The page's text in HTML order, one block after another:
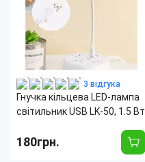
3 відгука
Гнучка кільцева LED-лампа
світильник USB LK-50, 1.5 Вт
180грн.